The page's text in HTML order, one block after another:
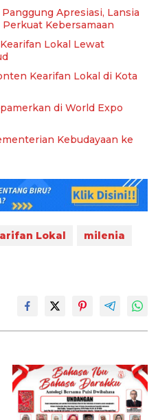
Apresiasi, Lansia
Kebersamaan
Lokal Lewat
Kearifan Lokal di Kota
di World Expo
Kebudayaan ke
Lokal
milenia